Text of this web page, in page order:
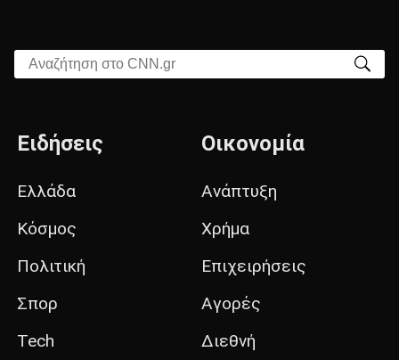
Αναζήτηση στο CNN.gr
Ειδήσεις
Ελλάδα
Κόσμος
Πολιτική
Σπορ
Tech
Οικονομία
Ανάπτυξη
Χρήμα
Επιχειρήσεις
Αγορές
Διεθνή